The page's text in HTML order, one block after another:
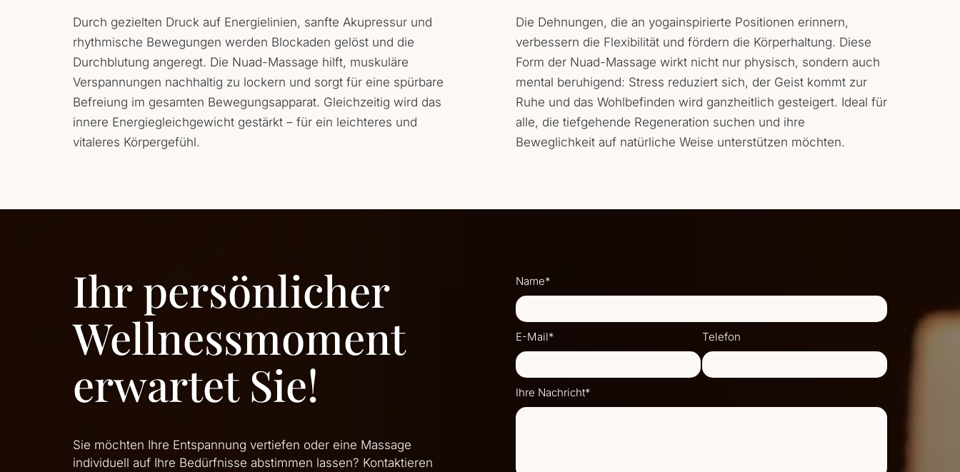
Durch gezielten Druck auf Energielinien, sanfte Akupressur und
rhythmische Bewegungen werden Blockaden gelöst und die
Durchblutung angeregt. Die Nuad-Massage hilft, muskuläre
Verspannungen nachhaltig zu lockern und sorgt für eine spürbare
Befreiung im gesamten Bewegungsapparat. Gleichzeitig wird das
innere Energiegleichgewicht gestärkt – für ein leichteres und
vitaleres Körpergefühl.
Die Dehnungen, die an yogainspirierte Positionen erinnern,
verbessern die Flexibilität und fördern die Körperhaltung. Diese
Form der Nuad-Massage wirkt nicht nur physisch, sondern auch
mental beruhigend: Stress reduziert sich, der Geist kommt zur
Ruhe und das Wohlbefinden wird ganzheitlich gesteigert. Ideal für
alle, die tiefgehende Regeneration suchen und ihre
Beweglichkeit auf natürliche Weise unterstützen möchten.
Ihr persönlicher
Wellnessmoment
erwartet Sie!
Sie möchten Ihre Entspannung vertiefen oder eine Massage
individuell auf Ihre Bedürfnisse abstimmen lassen? Kontaktieren
Name*
E-Mail* Telefon
Ihre Nachricht*